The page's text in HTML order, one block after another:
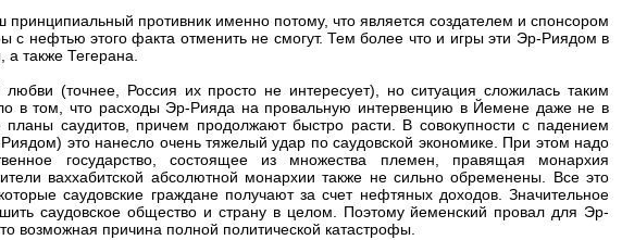
противник именно потому, что является создателем и спонсором
с нефтью этого факта отменить не смогут. Тем более что и игры эти Эр-Риядом в
также Тегерана.
(точнее, Россия их просто не интересует), но ситуация сложилась таким
в том, что расходы Эр-Рияда на провальную интервенцию в Йемене даже не в
саудитов, причем продолжают быстро расти. В совокупности с падением
это нанесло очень тяжелый удар по саудовской экономике. При этом надо
государство, состоящее из множества племен, правящая монархия
ваххабитской абсолютной монархии также не сильно обременены. Все это
саудовские граждане получают за счет нефтяных доходов. Значительное
саудовское общество и страну в целом. Поэтому йеменский провал для Эр-
возможная причина полной политической катастрофы.